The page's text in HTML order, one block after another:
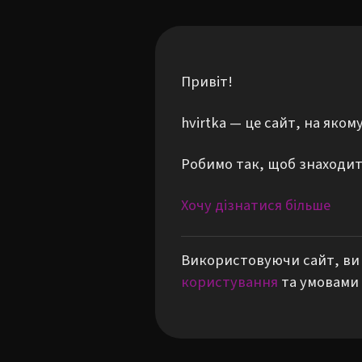
Привіт!
hvirtka — це сайт, на
Робимо так, щоб
Хочу дізнатися більше
Використовуючи сайт,
користування та умовами